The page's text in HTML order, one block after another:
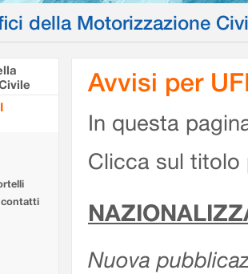
della Motorizzazione
contatti
Avvisi per
In questa
Clicca sul titolo
Nuova